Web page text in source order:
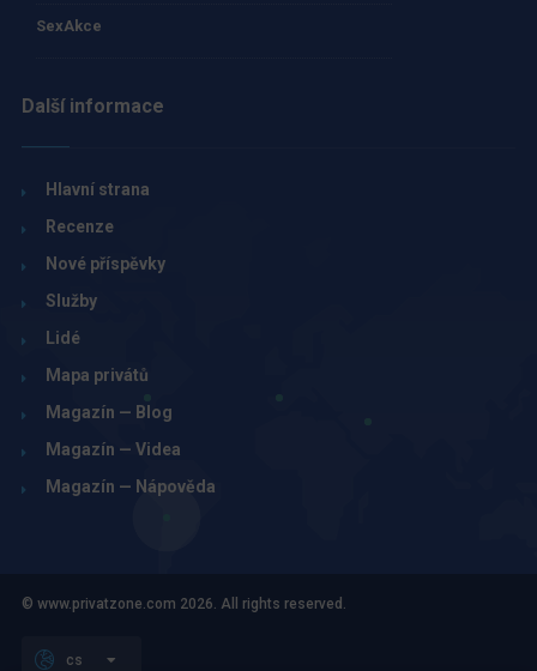
SexAkce
Další informace
Hlavní strana
Recenze
Nové příspěvky
Služby
Lidé
Mapa privátů
Magazín — Blog
Magazín — Videa
Magazín — Nápověda
© www.privatzone.com 2026. All rights reserved.
cs